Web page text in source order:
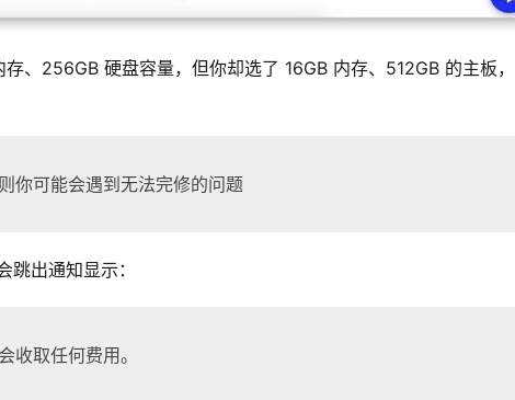
、256GB 硬盘容量，但你却选了 16GB 内存、512GB 的主板
你可能会遇到无法完修的问题
出通知显示：
收取任何费用。